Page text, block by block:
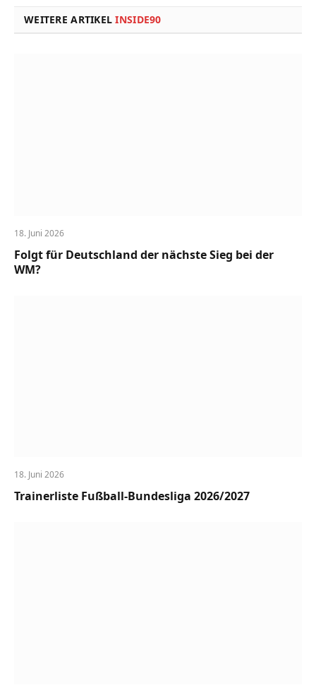
WEITERE ARTIKELINSIDE90
18. Juni 2026
Folgt für Deutschland der nächste Sieg bei der
WM?
18. Juni 2026
Trainerliste Fußball-Bundesliga 2026/2027